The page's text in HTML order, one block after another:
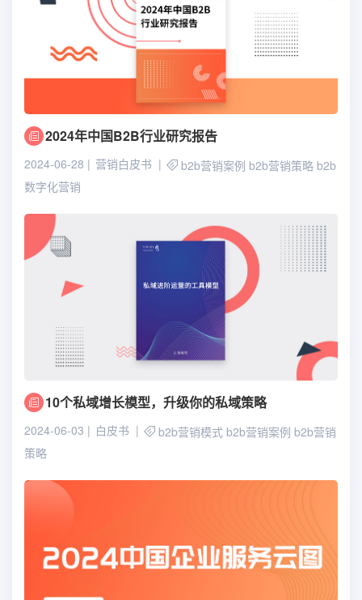
2024年中国B2B行业研究报告
2024-06-28 营销白皮书 b2b营销案例 b2b营销策略 b2b
数字化营销
10个私域增长模型，升级你的私域策略
2024-06-03 白皮书 b2b营销模式 b2b营销案例 b2b营销
策略